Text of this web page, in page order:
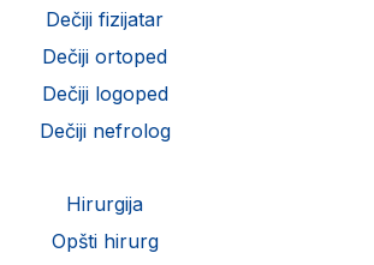
Dečiji fizijatar
Dečiji ortoped
Dečiji logoped
Dečiji nefrolog
Hirurgija
Opšti hirurg